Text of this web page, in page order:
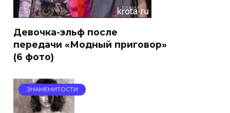
Девочка-эльф после
передачи «Модный приговор»
(6 фото)
ЗНАМЕНИТОСТИ